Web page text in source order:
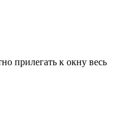
прилегать к окну весь